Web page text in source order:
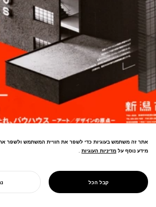
PROJECT
בואו לבאוהאוס!
אנטומית מדמה
אתר זה משתמש בעוגיות כדי לשפר את חוויית המשתמש ולשפר
מידע נוסף על מדיניות העוגיות
מדיניות העוגיות .
קבל הכל